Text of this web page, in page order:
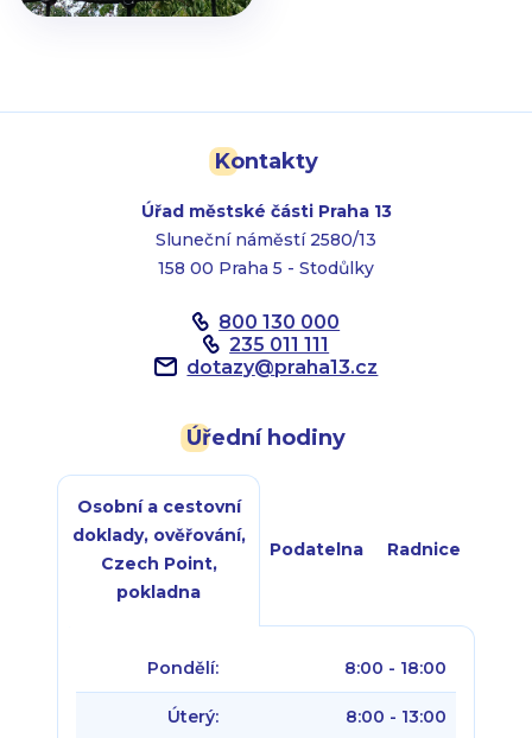
Kontakty
Úřad městské části Praha 13
Sluneční náměstí 2580/13
158 00 Praha 5 - Stodůlky
800 130 000
235 011 111
dotazy@praha13.cz
Úřední hodiny
Osobní a cestovní
doklady, ověřování,
Czech Point,
pokladna
Podatelna Radnice
Pondělí: 8:00 - 18:00
Úterý: 8:00 - 13:00